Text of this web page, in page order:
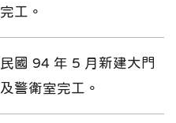
完工。
民國 94 年 5 月新建大門
及警衛室完工。